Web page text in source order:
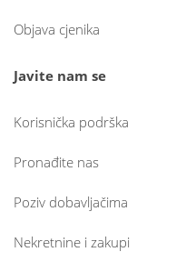
Objava cjenika
Javite nam se
Korisnička podrška
Pronađite nas
Poziv dobavljačima
Nekretnine i zakupi